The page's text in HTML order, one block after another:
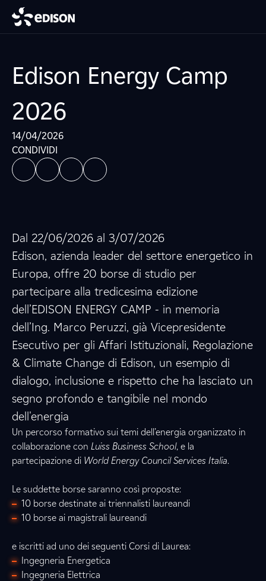
Edison Energy Camp
2026
14/04/2026
CONDIVIDI
Dal 22/06/2026 al 3/07/2026
Edison, azienda leader del settore energetico in
Europa, offre 20 borse di studio per
partecipare alla tredicesima edizione
dell’EDISON ENERGY CAMP - in memoria
dell’Ing. Marco Peruzzi, già Vicepresidente
Esecutivo per gli Affari Istituzionali, Regolazione
& Climate Change di Edison, un esempio di
dialogo, inclusione e rispetto che ha lasciato un
segno profondo e tangibile nel mondo
dell'energia
Un percorso formativo sui temi dell’energia organizzato in
collaborazione con Luiss Business School, e la
partecipazione di World Energy Council Services Italia.
Le suddette borse saranno così proposte:
10 borse destinate ai triennalisti laureandi
10 borse ai magistrali laureandi
e iscritti ad uno dei seguenti Corsi di Laurea:
Ingegneria Energetica
Ingegneria Elettrica